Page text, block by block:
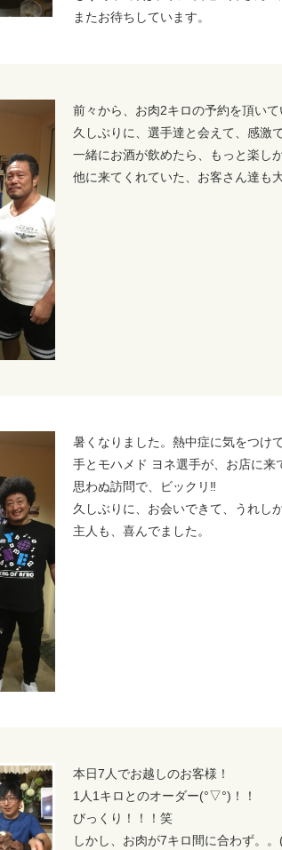
またお待ちしています。
前々から、お肉2キロの予約を頂い
久しぶりに、選手達と会えて、感激で
一緒にお酒が飲めたら、もっと楽し
他に来てくれていた、お客さん達も
暑くなりました。熱中症に気をつけ
手とモハメド ヨネ選手が、お店に来
思わぬ訪問で、ビックリ‼️
久しぶりに、お会いできて、うれし
主人も、喜んでました。
本日7人でお越しのお客様！
1人1キロとのオーダー(°▽°)！！
びっくり！！！笑
しかし、お肉が7キロ間に合わず。